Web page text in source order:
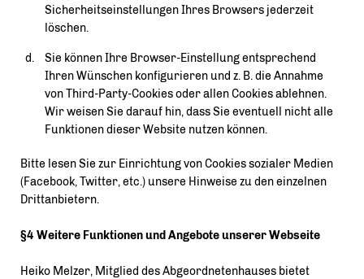
Sicherheitseinstellungen Ihres Browsers jederzeit
löschen.
Sie können Ihre Browser-Einstellung entsprechend
Ihren Wünschen konfigurieren und z. B. die Annahme
von Third-Party-Cookies oder allen Cookies ablehnen.
Wir weisen Sie darauf hin, dass Sie eventuell nicht alle
Funktionen dieser Website nutzen können.
Bitte lesen Sie zur Einrichtung von Cookies sozialer Medien
(Facebook, Twitter, etc.) unsere Hinweise zu den einzelnen
Drittanbietern.
§4 Weitere Funktionen und Angebote unserer Webseite
Heiko Melzer, Mitglied des Abgeordnetenhauses bietet